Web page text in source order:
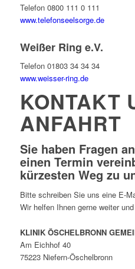
Telefon 0800 111 0 111
www.telefonseelsorge.de
Weißer Ring e.V.
Telefon 01803 34 34 34
www.weisser-ring.de
KONTAKT
ANFAHRT
Sie haben Fragen
einen Termin
kürzesten Weg zu
Bitte schreiben Sie uns eine E-
Wir helfen Ihnen gerne weiter
KLINIK ÖSCHELBRONN
Am Eichhof 40
75223 Niefern-Öschelbronn